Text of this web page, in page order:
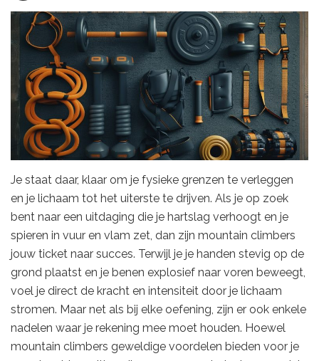
Je staat daar, klaar om je fysieke grenzen te verleggen
en je lichaam tot het uiterste te drijven. Als je op zoek
bent naar een uitdaging die je hartslag verhoogt en je
spieren in vuur en vlam zet, dan zijn mountain climbers
jouw ticket naar succes. Terwijl je je handen stevig op de
grond plaatst en je benen explosief naar voren beweegt,
voel je direct de kracht en intensiteit door je lichaam
stromen. Maar net als bij elke oefening, zijn er ook enkele
nadelen waar je rekening mee moet houden. Hoewel
mountain climbers geweldige voordelen bieden voor je